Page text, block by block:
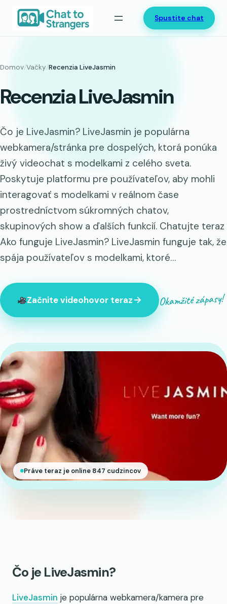
Prejsť
Spustite chat
Domov/Vačky/Recenzia LiveJasmin
Recenzia LiveJasmin
Čo je LiveJasmin? LiveJasmin je populárna
webkamera/stránka pre dospelých, ktorá ponúka
živý videochat s modelkami z celého sveta.
Poskytuje platformu pre používateľov, aby mohli
interagovať s modelkami v reálnom čase
prostredníctvom súkromných chatov,
skupinových show a ďalších funkcií. Chatujte teraz
Ako funguje LiveJasmin? LiveJasmin funguje tak, že
spája používateľov s modelkami, ktoré…
Začnite videohovor teraz Okamžité zápasy!
Práve teraz je online 847 cudzincov
Čo je LiveJasmin?
LiveJasmin je populárna webkamera/kamera pre